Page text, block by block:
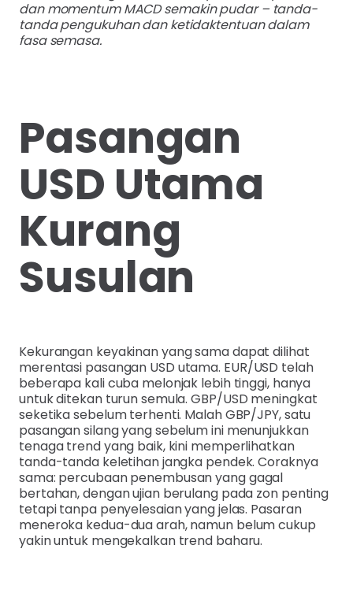
dan momentum MACD semakin pudar – tanda-
tanda pengukuhan dan ketidaktentuan dalam
fasa semasa.
Pasangan
USD Utama
Kurang
Susulan
Kekurangan keyakinan yang sama dapat dilihat
merentasi pasangan USD utama. EUR/USD telah
beberapa kali cuba melonjak lebih tinggi, hanya
untuk ditekan turun semula. GBP/USD meningkat
seketika sebelum terhenti. Malah GBP/JPY, satu
pasangan silang yang sebelum ini menunjukkan
tenaga trend yang baik, kini memperlihatkan
tanda-tanda keletihan jangka pendek. Coraknya
sama: percubaan penembusan yang gagal
bertahan, dengan ujian berulang pada zon penting
tetapi tanpa penyelesaian yang jelas. Pasaran
meneroka kedua-dua arah, namun belum cukup
yakin untuk mengekalkan trend baharu.